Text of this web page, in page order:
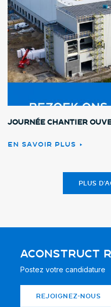
Journée chantier
EN SAVOIR PLUS
PLUS
ACONSTRUCT
Postez votre candidature
REJOIGNEZ-NOUS